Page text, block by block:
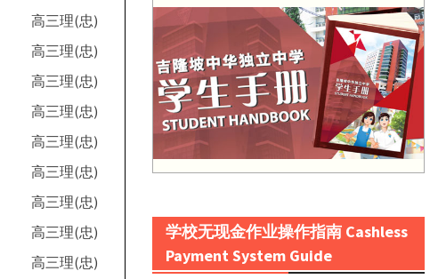
高三理(忠)
高三理(忠)
高三理(忠)
高三理(忠)
高三理(忠)
高三理(忠)
高三理(忠)
高三理(忠)
高三理(忠)
学校无现金作业操作指南 Cashless
Payment System Guide